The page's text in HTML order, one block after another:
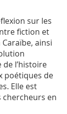
sur les
fiction et
ainsi
l’histoire
poétiques de
Elle est
chercheurs en